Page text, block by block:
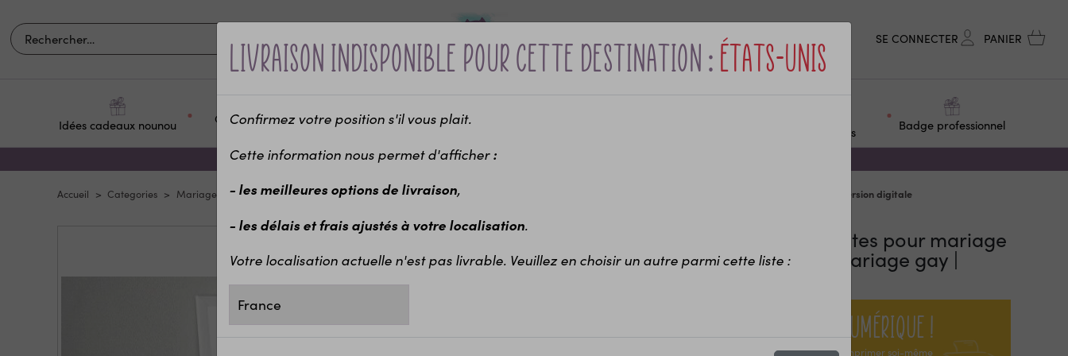
SE CONNECTER PANIER
Idées cadeaux nounou
Occasions et
Pour qui ?
Bébé &
naissance
personnalisés
Badge professionnel
-10% sur votre première commande avec le code bienvenue
Livraison indisponible pour cette destination :États-Unis
Confirmez votre position s'il vous plait.
Cette information nous permet d'afficher:
- les meilleures options de livraison,
- les délais et frais ajustés à votre localisation.
Votre localisation actuelle n'est pas livrable. Veuillez en choisir un autre parmi cette liste :
compléter
Flowers
3,50 €
Accueil Categories Mariage & EVJF Pour les mariés Animation et décoration de mariage Affiche à empreintes pour mariage de 2 hommes - Mariage gay | Version digitale
Affiche à empreintes pour mariage
de 2 hommes - Mariage gay |
Version numérique !
Cet article est à imprimer soi-même